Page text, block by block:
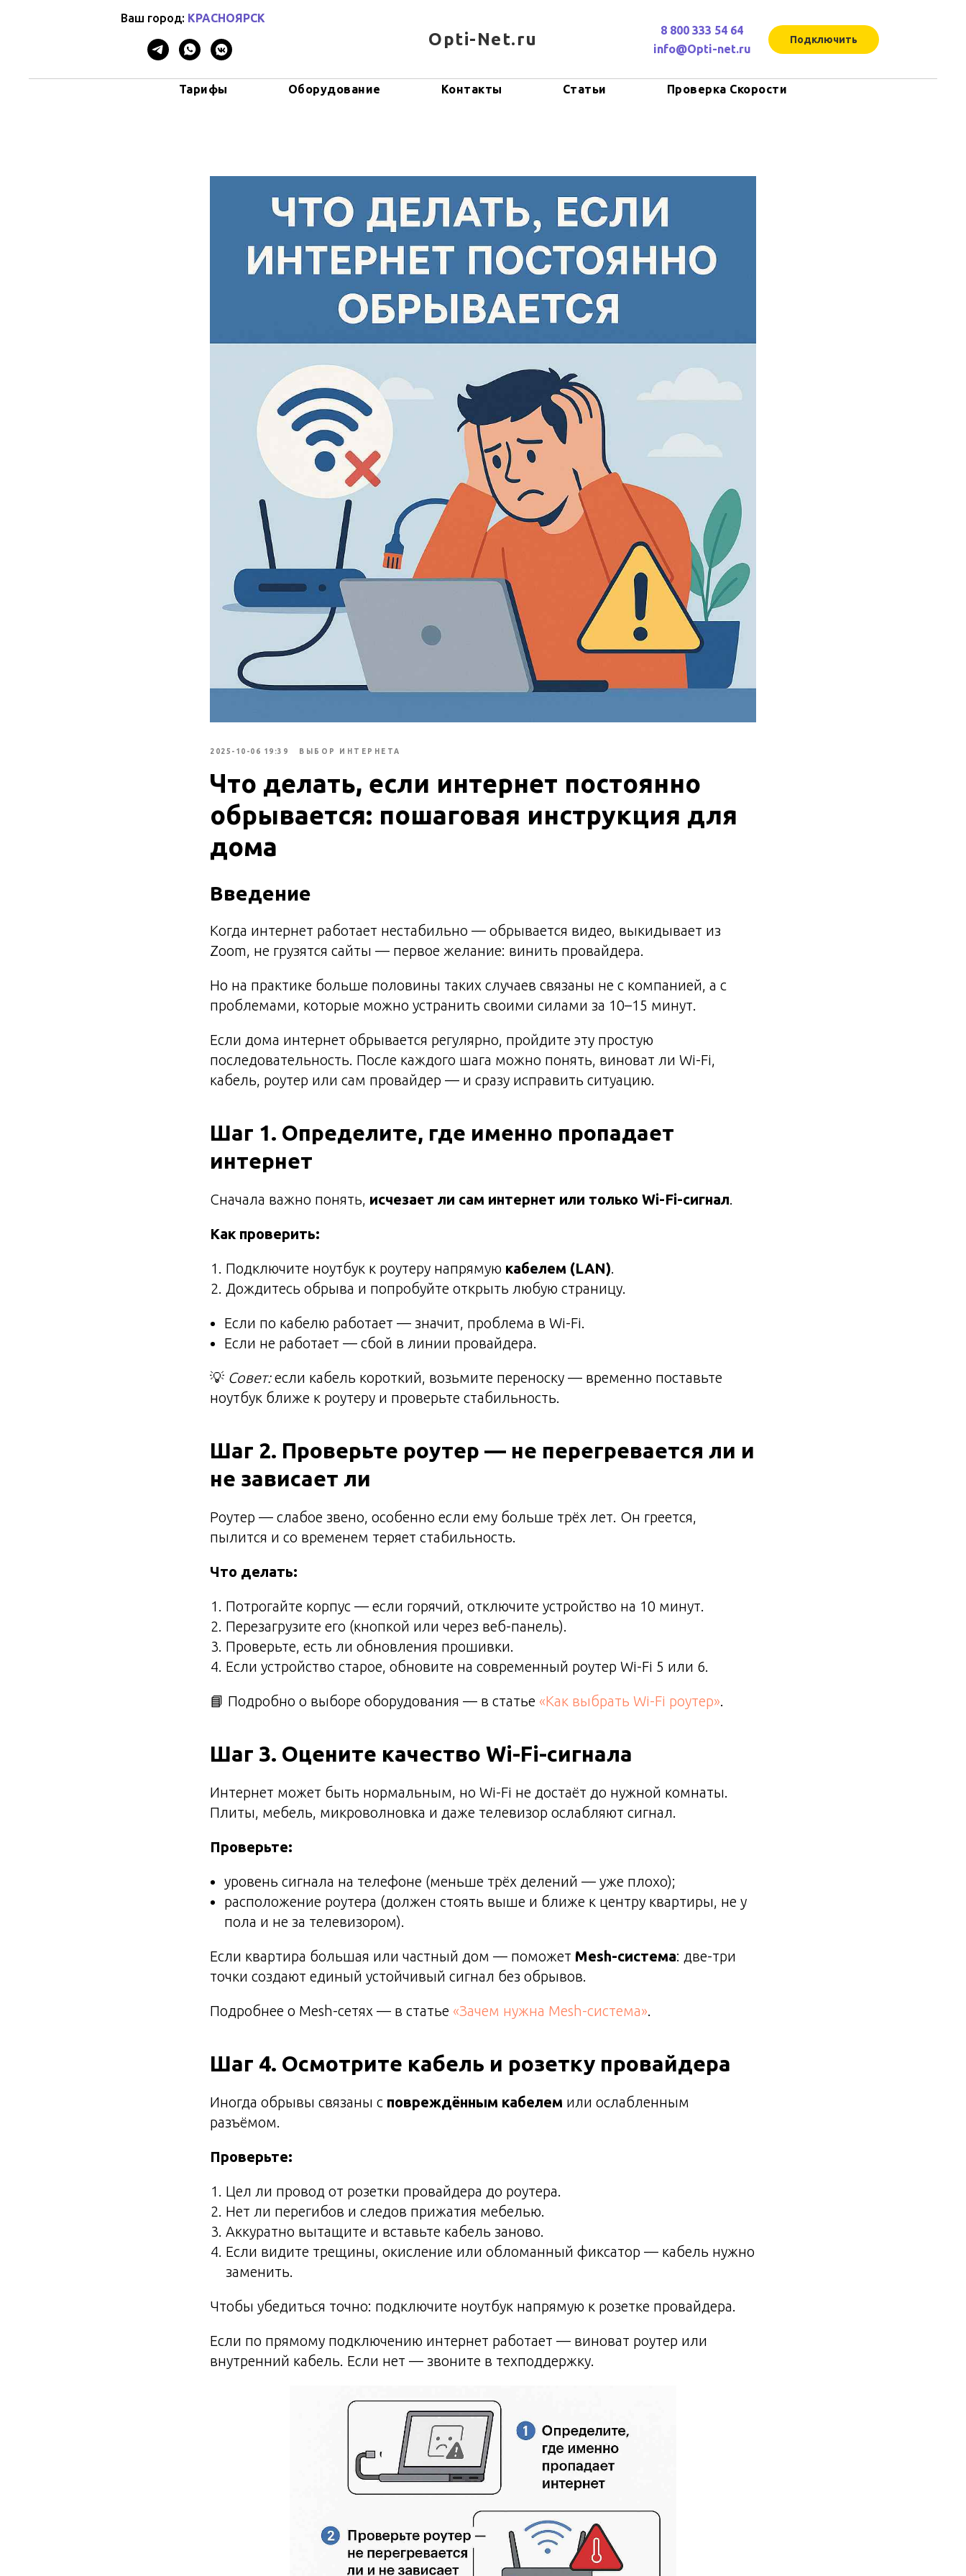
Opti-Net.ru
Ваш город: КРАСНОЯРСК
8 800 333 54 64
info@Opti-net.ru
Подключить
Тарифы Оборудование Контакты Статьи Проверка Скорости
2025-10-06 19:39 ВЫБОР ИНТЕРНЕТА
Что делать, если интернет постоянно
обрывается: пошаговая инструкция для
дома
Введение
Когда интернет работает нестабильно — обрывается видео, выкидывает из
Zoom, не грузятся сайты — первое желание: винить провайдера.
Но на практике больше половины таких случаев связаны не с компанией, а с
проблемами, которые можно устранить своими силами за 10–15 минут.
Если дома интернет обрывается регулярно, пройдите эту простую
последовательность. После каждого шага можно понять, виноват ли Wi-Fi,
кабель, роутер или сам провайдер — и сразу исправить ситуацию.
Шаг 1. Определите, где именно пропадает
интернет
Сначала важно понять, исчезает ли сам интернет или только Wi-Fi-сигнал.
Как проверить:
Подключите ноутбук к роутеру напрямую кабелем (LAN).
Дождитесь обрыва и попробуйте открыть любую страницу.
Если по кабелю работает — значит, проблема в Wi-Fi.
Если не работает — сбой в линии провайдера.
💡 Совет:если кабель короткий, возьмите переноску — временно поставьте
ноутбук ближе к роутеру и проверьте стабильность.
Шаг 2. Проверьте роутер — не перегревается ли и
не зависает ли
Роутер — слабое звено, особенно если ему больше трёх лет. Он греется,
пылится и со временем теряет стабильность.
Что делать:
Потрогайте корпус — если горячий, отключите устройство на 10 минут.
Перезагрузите его (кнопкой или через веб-панель).
Проверьте, есть ли обновления прошивки.
Если устройство старое, обновите на современный роутер Wi-Fi 5 или 6.
📘 Подробно о выборе оборудования — в статье «Как выбрать Wi-Fi роутер».
Шаг 3. Оцените качество Wi-Fi-сигнала
Интернет может быть нормальным, но Wi-Fi не достаёт до нужной комнаты.
Плиты, мебель, микроволновка и даже телевизор ослабляют сигнал.
Проверьте:
уровень сигнала на телефоне (меньше трёх делений — уже плохо);
расположение роутера (должен стоять выше и ближе к центру квартиры, не у
пола и не за телевизором).
Если квартира большая или частный дом — поможет Mesh-система: две-три
точки создают единый устойчивый сигнал без обрывов.
Подробнее о Mesh-сетях — в статье «Зачем нужна Mesh-система».
Шаг 4. Осмотрите кабель и розетку провайдера
Иногда обрывы связаны с повреждённым кабелем или ослабленным
разъёмом.
Проверьте:
Цел ли провод от розетки провайдера до роутера.
Нет ли перегибов и следов прижатия мебелью.
Аккуратно вытащите и вставьте кабель заново.
Если видите трещины, окисление или обломанный фиксатор — кабель нужно
заменить.
Чтобы убедиться точно: подключите ноутбук напрямую к розетке провайдера.
Если по прямому подключению интернет работает — виноват роутер или
внутренний кабель. Если нет — звоните в техподдержку.